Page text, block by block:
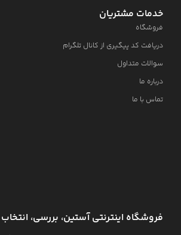
خدمات مشتریان
فروشگاه
دریافت کد پیگیری از کانال تلگرام
سوالات متداول
درباره ما
تماس با ما
فروشگاه اینترنتی آستین، بررسی،